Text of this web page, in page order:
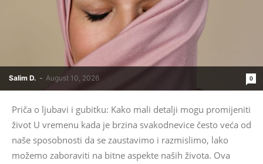
Salim D. - August 10, 2026 0
Priča o ljubavi i gubitku: Kako mali detalji mogu promijeniti
život U vremenu kada je brzina svakodnevice često veća od
naše sposobnosti da se zaustavimo i razmislimo, lako
možemo zaboraviti na bitne aspekte naših života. Ova